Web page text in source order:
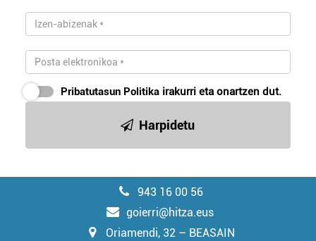
Pribatutasun Politika irakurri eta onartzen dut.
Harpidetu
943 16 00 56
goierri@hitza.eus
Oriamendi, 32 – BEASAIN